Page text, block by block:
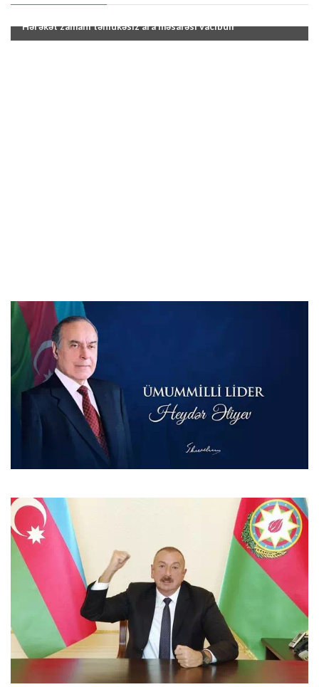
"Hərəkət zamanı təhlükəsiz ara məsafəsi vacibdir"